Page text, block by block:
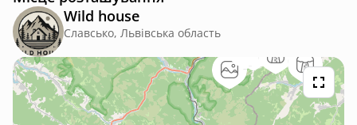
Wild house
Славсько, Львівська область